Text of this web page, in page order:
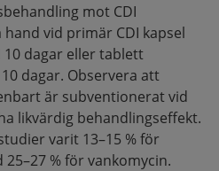
mot CDI
vid primär CDI kapsel
10 dagar eller tablett
dagar. Observera att
är subventionerat vid
likvärdig behandlingseffekt.
varit 13–15 % för
% för vankomycin.